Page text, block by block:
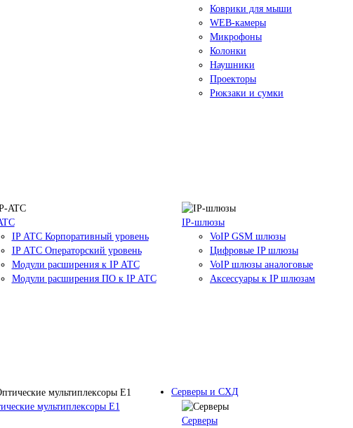
Коврики для мыши
WEB-камеры
Микрофоны
Колонки
Наушники
Проекторы
Рюкзаки и сумки
IP АТС Корпоративный уровень
IP АТС Операторский уровень
Модули расширения к IP АТС
Модули расширения ПО к IP АТС
IP-шлюзы
VoIP GSM шлюзы
Цифровые IP шлюзы
VoIP шлюзы аналоговые
Аксессуары к IP шлюзам
мультиплексоры Е1
Серверы и СХД
Серверы